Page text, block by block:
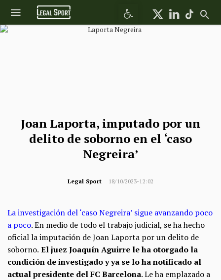
Abrir barra de herramientas
Joan Laporta, imputado por un
delito de soborno en el ‘caso
Negreira’
Legal Sport 18/10/2023-12:02
La investigación del ‘caso Negreira’ sigue avanzando poco
a poco. En medio de todo el trabajo judicial, se ha hecho
oficial la imputación de Joan Laporta por un delito de
soborno. El juez Joaquín Aguirre le ha otorgado la
condición de investigado y ya se lo ha notificado al
actual presidente del FC Barcelona. Le ha emplazado a